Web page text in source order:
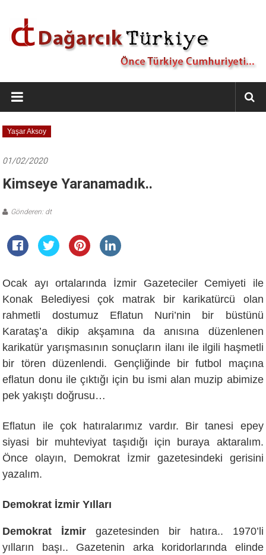
Dağarcık
Türkiye
Önce
Türkiye
Yaşar Aksoy
01/02/2020
Kimseye Yaranamadık..
Gönderen: dt
Ocak ayı ortalarında İzmir Gazeteciler Cemiyeti ile
Konak Belediyesi çok matrak bir karikatürcü olan
rahmetli dostumuz Eflatun Nuri’nin bir büstünü
Karataş’a dikip akşamına da anısına düzenlenen
karikatür yarışmasının sonuçların ilanı ile ilgili haşmetli
bir tören düzenlendi. Gençliğinde bir futbol maçına
eflatun donu ile çıktığı için bu ismi alan muzip abimize
pek yakıştı doğrusu…
Eflatun ile çok hatıralarımız vardır. Bir tanesi epey
siyasi bir muhteviyat taşıdığı için buraya aktaralım.
Önce olayın, Demokrat İzmir gazetesindeki gerisini
yazalım.
Demokrat İzmir Yılları
Demokrat İzmir gazetesinden bir hatıra.. 1970’li
yılların başı.. Gazetenin arka koridorlarında elinde